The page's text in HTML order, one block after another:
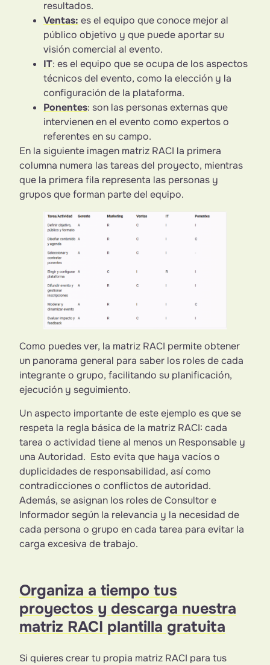
resultados.
Ventas: es el equipo que conoce mejor al
público objetivo y que puede aportar su
visión comercial al evento.
IT: es el equipo que se ocupa de los aspectos
técnicos del evento, como la elección y la
configuración de la plataforma.
Ponentes: son las personas externas que
intervienen en el evento como expertos o
referentes en su campo.
En la siguiente imagen matriz RACI la primera
columna numera las tareas del proyecto, mientras
que la primera fila representa las personas y
grupos que forman parte del equipo.
Como puedes ver, la matriz RACI permite obtener
un panorama general para saber los roles de cada
integrante o grupo, facilitando su planificación,
ejecución y seguimiento.
Un aspecto importante de este ejemplo es que se
respeta la regla básica de la matriz RACI: cada
tarea o actividad tiene al menos un Responsable y
una Autoridad. Esto evita que haya vacíos o
duplicidades de responsabilidad, así como
contradicciones o conflictos de autoridad.
Además, se asignan los roles de Consultor e
Informador según la relevancia y la necesidad de
cada persona o grupo en cada tarea para evitar la
carga excesiva de trabajo.
Organiza a tiempo tus
proyectos y descarga nuestra
matriz RACI plantilla gratuita
Si quieres crear tu propia matriz RACI para tus